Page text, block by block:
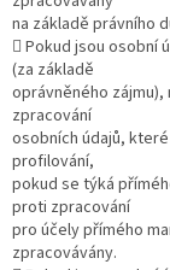
na základě právního
 Pokud jsou osobní
(za základě
oprávněného
zpracování
osobních údajů,
profilování,
pokud se týká
proti zpracování
pro účely přímého
zpracovávány.